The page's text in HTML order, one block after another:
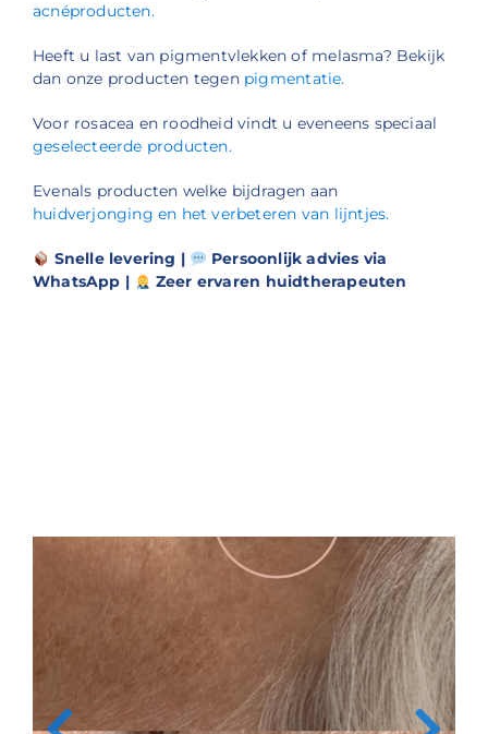
acnéproducten.
Heeft u last van pigmentvlekken of melasma? Bekijk
dan onze producten tegen pigmentatie.
Voor rosacea en roodheid vindt u eveneens speciaal
geselecteerde producten.
Evenals producten welke bijdragen aan
huidverjonging en het verbeteren van lijntjes.
Snelle levering |
Persoonlijk advies via
WhatsApp |
Zeer ervaren huidtherapeuten